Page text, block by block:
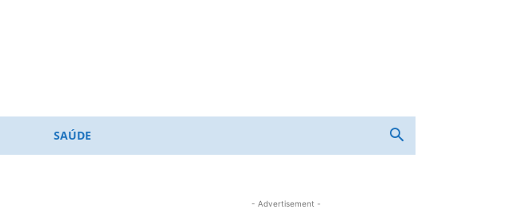
SAÚDE
- Advertisement -